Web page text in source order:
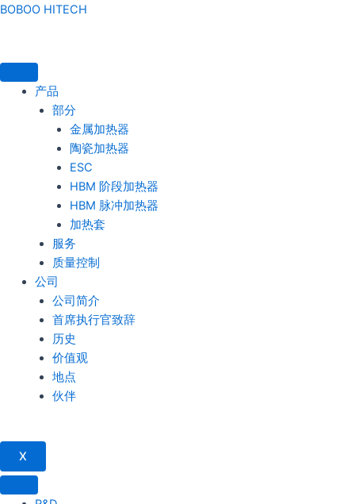
콘텐츠로
BOBOO HITECH
产品
部分
金属加热器
陶瓷加热器
ESC
HBM 阶段加热器
HBM 脉冲加热器
加热套
服务
质量控制
公司
公司简介
首席执行官致辞
历史
价值观
地点
伙伴
X